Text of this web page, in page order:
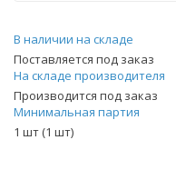
В наличии на складе
Поставляется под заказ
На складе производителя
Производится под заказ
Минимальная партия
1 шт (1 шт)